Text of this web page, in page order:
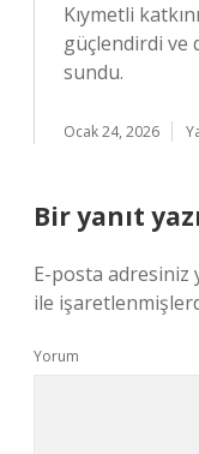
Kıymetli
güçlendirdi ve
sundu.
Ocak 24, 2026
Bir yanıt
E-posta adresiniz
ile
Yorum